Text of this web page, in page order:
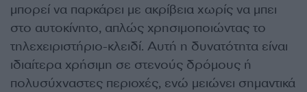
μπορεί να παρκάρει με ακρίβεια χωρίς να μπει
στο αυτοκίνητο, απλώς χρησιμοποιώντας το
τηλεχειριστήριο-κλειδί. Αυτή η δυνατότητα είναι
ιδιαίτερα χρήσιμη σε στενούς δρόμους ή
πολυσύχναστες περιοχές, ενώ μειώνει σημαντικά